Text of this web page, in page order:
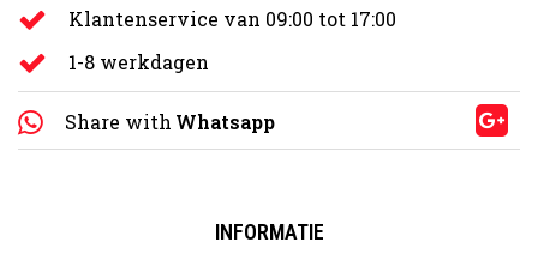
Klantenservice van 09:00 tot 17:00
1-8 werkdagen
Share with Whatsapp
INFORMATIE